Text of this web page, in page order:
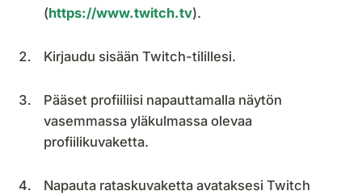
(https://www.twitch.tv).
Kirjaudu sisään Twitch-tilillesi.
Pääset profiiliisi napauttamalla näytön
vasemmassa yläkulmassa olevaa
profiilikuvaketta.
Napauta rataskuvaketta avataksesi Twitch